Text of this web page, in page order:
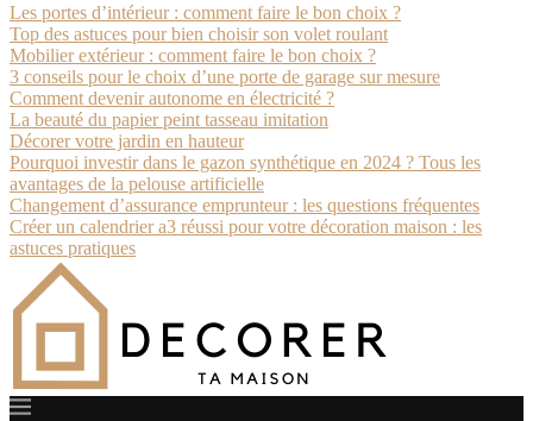
Les portes d’intérieur : comment faire le bon choix ?
Top des astuces pour bien choisir son volet roulant
Mobilier extérieur : comment faire le bon choix ?
3 conseils pour le choix d’une porte de garage sur mesure
Comment devenir autonome en électricité ?
La beauté du papier peint tasseau imitation
Décorer votre jardin en hauteur
Pourquoi investir dans le gazon synthétique en 2024 ? Tous les
avantages de la pelouse artificielle
Changement d’assurance emprunteur : les questions fréquentes
Créer un calendrier a3 réussi pour votre décoration maison : les
astuces pratiques